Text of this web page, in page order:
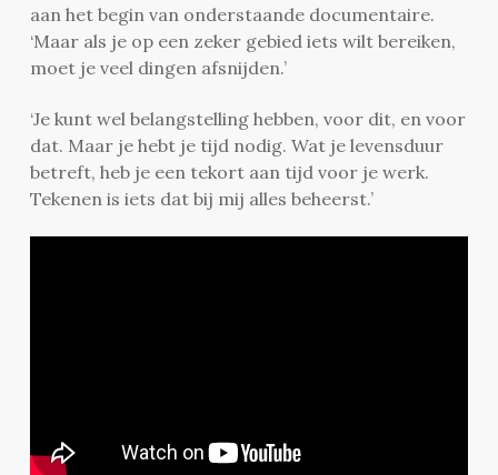
aan het begin van onderstaande documentaire.
‘Maar als je op een zeker gebied iets wilt bereiken,
moet je veel dingen afsnijden.’
‘Je kunt wel belangstelling hebben, voor dit, en voor
dat. Maar je hebt je tijd nodig. Wat je levensduur
betreft, heb je een tekort aan tijd voor je werk.
Tekenen is iets dat bij mij alles beheerst.’